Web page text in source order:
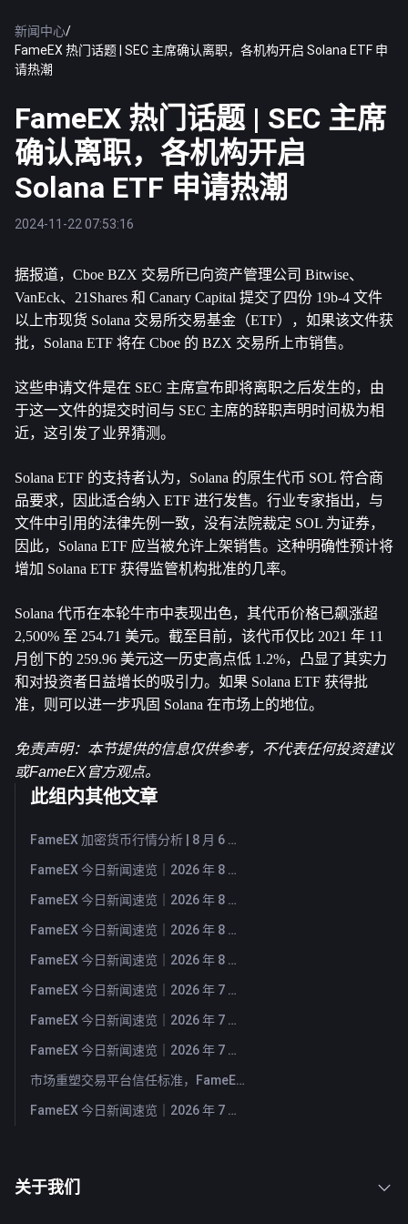
新闻中心/
FameEX 热门话题 | SEC 主席确认离职，各机构开启 Solana ETF 申
请热潮
FameEX 热门话题 | SEC 主席
确认离职，各机构开启
Solana ETF 申请热潮
2024-11-22 07:53:16
据报道，Cboe BZX 交易所已向资产管理公司 Bitwise、
VanEck、21Shares 和 Canary Capital 提交了四份 19b-4 文件
以上市现货 Solana 交易所交易基金（ETF），如果该文件获
批，Solana ETF 将在 Cboe 的 BZX 交易所上市销售。
这些申请文件是在 SEC 主席宣布即将离职之后发生的，由
于这一文件的提交时间与 SEC 主席的辞职声明时间极为相
近，这引发了业界猜测。
Solana ETF 的支持者认为，Solana 的原生代币 SOL 符合商
品要求，因此适合纳入 ETF 进行发售。行业专家指出，与
文件中引用的法律先例一致，没有法院裁定 SOL 为证券，
因此，Solana ETF 应当被允许上架销售。这种明确性预计将
增加 Solana ETF 获得监管机构批准的几率。
Solana 代币在本轮牛市中表现出色，其代币价格已飙涨超
2,500% 至 254.71 美元。截至目前，该代币仅比 2021 年 11
月创下的 259.96 美元这一历史高点低 1.2%，凸显了其实力
和对投资者日益增长的吸引力。如果 Solana ETF 获得批
准，则可以进一步巩固 Solana 在市场上的地位。
免责声明：本节提供的信息仅供参考，不代表任何投资建议
或FameEX官方观点。
此组内其他文章
FameEX 加密货币行情分析 | 8 月 6 日, 2026
FameEX 今日新闻速览｜2026 年 8 月 6 日
FameEX 今日新闻速览｜2026 年 8 月 5 日
FameEX 今日新闻速览｜2026 年 8 月 4 日
FameEX 今日新闻速览｜2026 年 8 月 3 日
FameEX 今日新闻速览｜2026 年 7 月 31 日
FameEX 今日新闻速览｜2026 年 7 月 30 日
FameEX 今日新闻速览｜2026 年 7 月 29 日
市场重塑交易平台信任标准，FameEX 以八年稳健运营持续服务全球用户
FameEX 今日新闻速览｜2026 年 7 月 28 日
关于我们